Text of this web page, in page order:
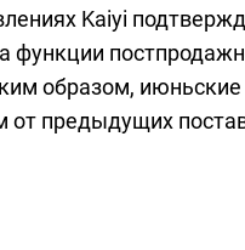
Kaiyi
функции
образом,
предыдущих